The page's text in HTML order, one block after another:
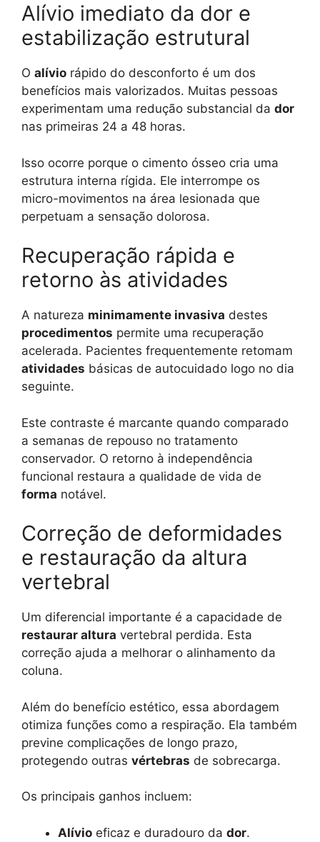
Alívio imediato da dor e
estabilização estrutural
O alívio rápido do desconforto é um dos
benefícios mais valorizados. Muitas pessoas
experimentam uma redução substancial da dor
nas primeiras 24 a 48 horas.
Isso ocorre porque o cimento ósseo cria uma
estrutura interna rígida. Ele interrompe os
micro-movimentos na área lesionada que
perpetuam a sensação dolorosa.
Recuperação rápida e
retorno às atividades
A natureza minimamente invasiva destes
procedimentos permite uma recuperação
acelerada. Pacientes frequentemente retomam
atividades básicas de autocuidado logo no dia
seguinte.
Este contraste é marcante quando comparado
a semanas de repouso no tratamento
conservador. O retorno à independência
funcional restaura a qualidade de vida de
forma notável.
Correção de deformidades
e restauração da altura
vertebral
Um diferencial importante é a capacidade de
restaurar altura vertebral perdida. Esta
correção ajuda a melhorar o alinhamento da
coluna.
Além do benefício estético, essa abordagem
otimiza funções como a respiração. Ela também
previne complicações de longo prazo,
protegendo outras vértebras de sobrecarga.
Os principais ganhos incluem:
Alívio eficaz e duradouro da dor.